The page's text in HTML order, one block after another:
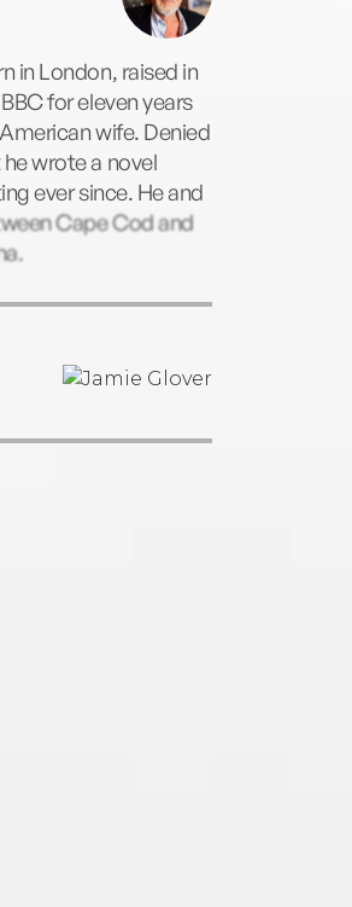
in London, raised in
for eleven years
wife. Denied
wrote a novel
ever since. He and
Cape Cod and